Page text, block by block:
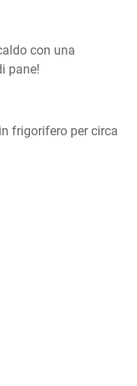
con una
pane!
frigorifero per circa